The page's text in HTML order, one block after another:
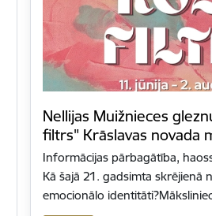
Nellijas Muižnieces
filtrs" Krāslavas novada
Informācijas pārbagātība,
Kā šajā 21. gadsimta skrējienā
emocionālo